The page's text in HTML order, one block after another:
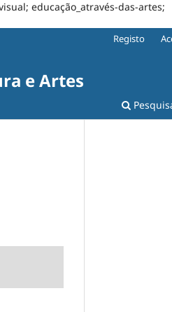
educação_através-das-artes;
e Artes
Registo